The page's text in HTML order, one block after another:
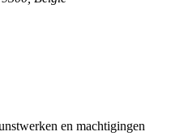
en machtigingen